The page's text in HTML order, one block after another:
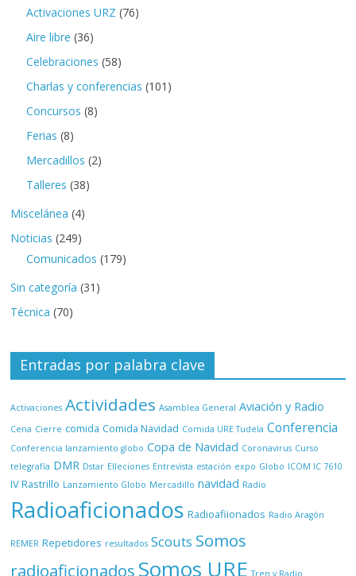
Activaciones URZ (76)
Aire libre (36)
Celebraciones (58)
Charlas y conferencias (101)
Concursos (8)
Ferias (8)
Mercadillos (2)
Talleres (38)
Miscelánea (4)
Noticias (249)
Comunicados (179)
Sin categoría (31)
Técnica (70)
Entradas por palabra clave
Activaciones Actividades Asamblea General Aviación y Radio
Cena Cierre comida Comida Navidad Comida URE Tudela Conferencia
Conferencia lanzamiento globo Copa de Navidad Coronavirus Curso
telegrafía DMR Dstar Elleciones Entrevista estación expo Globo ICOM IC 7610
IV Rastrillo Lanzamiento Globo Mercadillo navidad Radio
Radioaficionados Radioafiionados Radio Aragón
REMER Repetidores resultados Scouts Somos
radioaficionados Somos URE Tren y Radio